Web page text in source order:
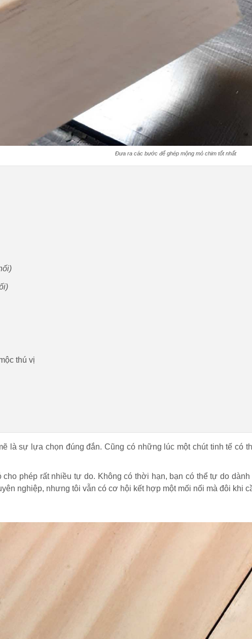
Đưa ra các bước để ghép mộng mỏ chim tốt nhất
thú vị
là sự lựa chọn đúng đắn. Cũng có những lúc một chút tinh tế có
phép rất nhiều tự do. Không có thời hạn, bạn có thể tự do
nghiệp, nhưng tôi vẫn có cơ hội kết hợp một mối nối mà đôi khi